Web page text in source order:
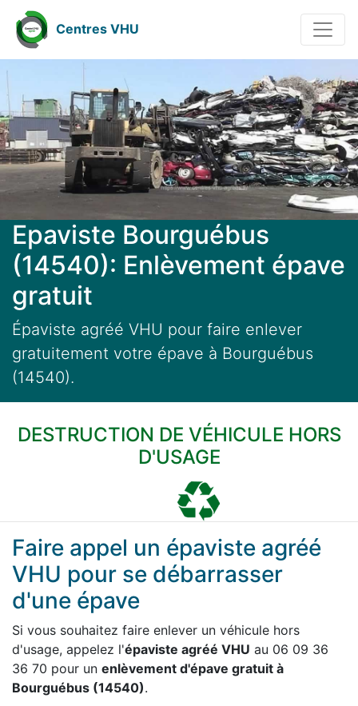
Centres VHU
Epaviste Bourguébus
(14540): Enlèvement épave
gratuit
Épaviste agréé VHU pour faire enlever
gratuitement votre épave à Bourguébus
(14540).
DESTRUCTION DE VÉHICULE HORS
D'USAGE
Faire appel un épaviste agréé
VHU pour se débarrasser
d'une épave
Si vous souhaitez faire enlever un véhicule hors
d'usage, appelez l'épaviste agréé VHU au 06 09 36
36 70 pour un enlèvement d'épave gratuit à
Bourguébus (14540).